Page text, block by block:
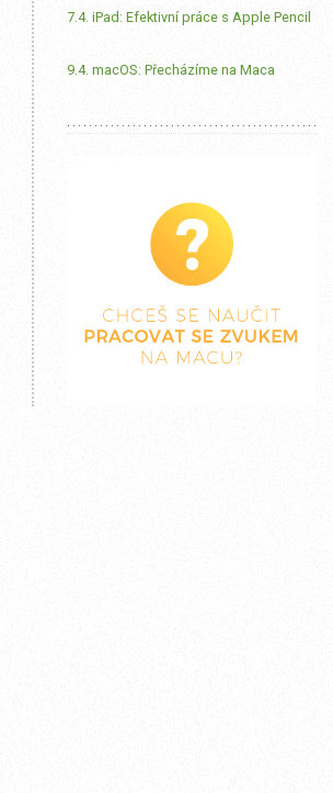
7.4. iPad: Efektivní práce s Apple Pencil
9.4. macOS: Přecházíme na Maca